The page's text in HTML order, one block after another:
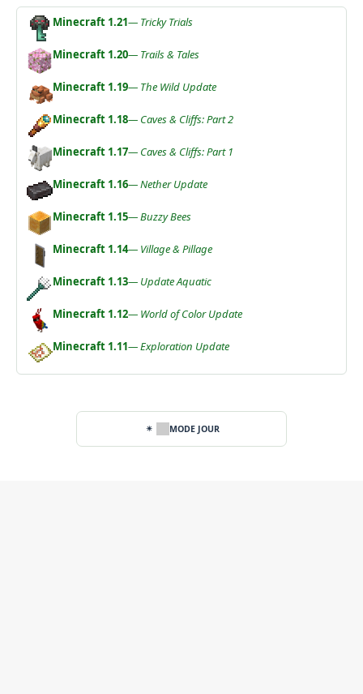
Minecraft 1.21— Tricky Trials
Minecraft 1.20— Trails & Tales
Minecraft 1.19— The Wild Update
Minecraft 1.18— Caves & Cliffs: Part 2
Minecraft 1.17— Caves & Cliffs: Part 1
Minecraft 1.16— Nether Update
Minecraft 1.15— Buzzy Bees
Minecraft 1.14— Village & Pillage
Minecraft 1.13— Update Aquatic
Minecraft 1.12— World of Color Update
Minecraft 1.11— Exploration Update
MODE JOUR